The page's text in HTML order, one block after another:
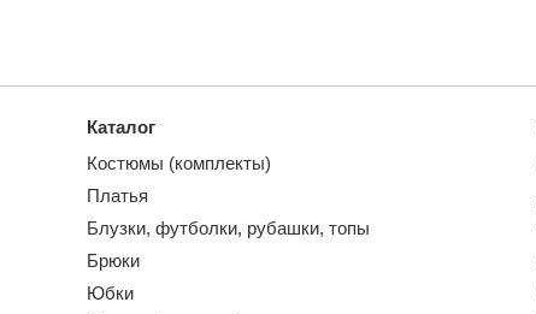
Каталог
Костюмы (комплекты)
Платья
Блузки, футболки, рубашки, топы
Брюки
Юбки